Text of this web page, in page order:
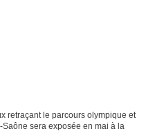
retraçant le parcours olympique et
sera exposée en mai à la